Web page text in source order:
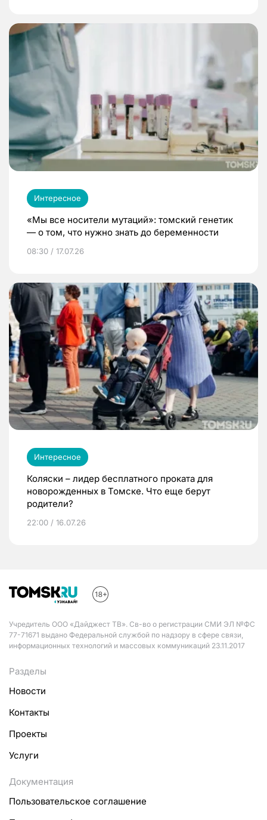
Интересное
«Мы все носители мутаций»: томский генетик
— о том, что нужно знать до беременности
08:30 / 17.07.26
Интересное
Коляски – лидер бесплатного проката для
новорожденных в Томске. Что еще берут
родители?
22:00 / 16.07.26
Учредитель ООО «Дайджест ТВ». Св-во о регистрации СМИ ЭЛ №ФС
77-71671 выдано Федеральной службой по надзору в сфере связи,
информационных технологий и массовых коммуникаций 23.11.2017
Разделы
Новости
Контакты
Проекты
Услуги
Документация
Пользовательское соглашение